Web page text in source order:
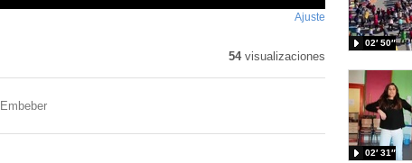
Ajuste
pantalla
54visualizaciones
Embeber
02′ 50″
02′ 31″